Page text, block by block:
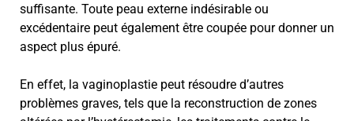
suffisante. Toute peau externe indésirable ou
excédentaire peut également être coupée pour donner un
aspect plus épuré.
En effet, la vaginoplastie peut résoudre d’autres
problèmes graves, tels que la reconstruction de zones